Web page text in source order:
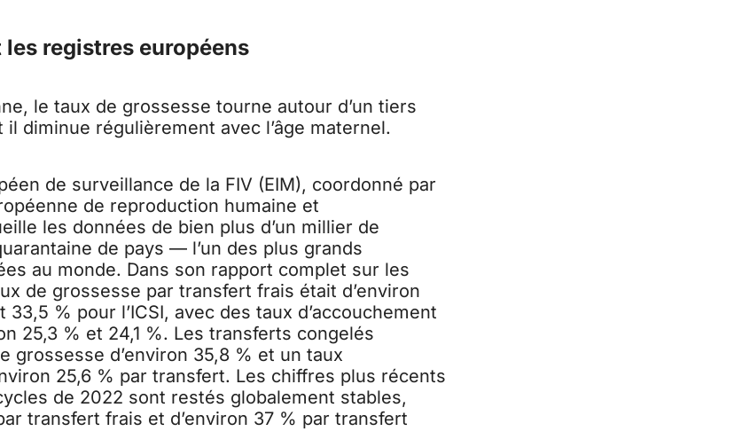
registres européens
le taux de grossesse tourne autour d’un tiers
diminue régulièrement avec l’âge maternel.
de surveillance de la FIV (EIM), coordonné par
de reproduction humaine et
les données de bien plus d’un millier de
de pays — l’un des plus grands
au monde. Dans son rapport complet sur les
de grossesse par transfert frais était d’environ
33,5 % pour l’ICSI, avec des taux d’accouchement
25,3 % et 24,1 %. Les transferts congelés
grossesse d’environ 35,8 % et un taux
25,6 % par transfert. Les chiffres plus récents
de 2022 sont restés globalement stables,
transfert frais et d’environ 37 % par transfert